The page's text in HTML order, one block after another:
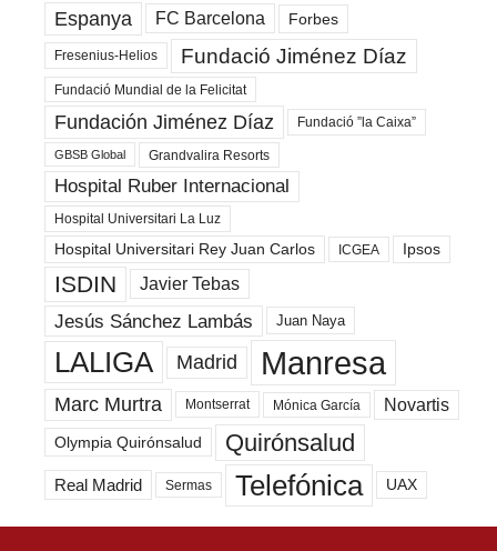
Espanya FC Barcelona Forbes
Fresenius-Helios Fundació Jiménez Díaz
Fundació Mundial de la Felicitat
Fundación Jiménez Díaz Fundació ”la Caixa”
GBSB Global Grandvalira Resorts
Hospital Ruber Internacional
Hospital Universitari La Luz
Hospital Universitari Rey Juan Carlos ICGEA Ipsos
ISDIN Javier Tebas
Jesús Sánchez Lambás Juan Naya
LALIGA Madrid Manresa
Marc Murtra Montserrat Mónica García Novartis
Olympia Quirónsalud Quirónsalud
Real Madrid Sermas Telefónica UAX